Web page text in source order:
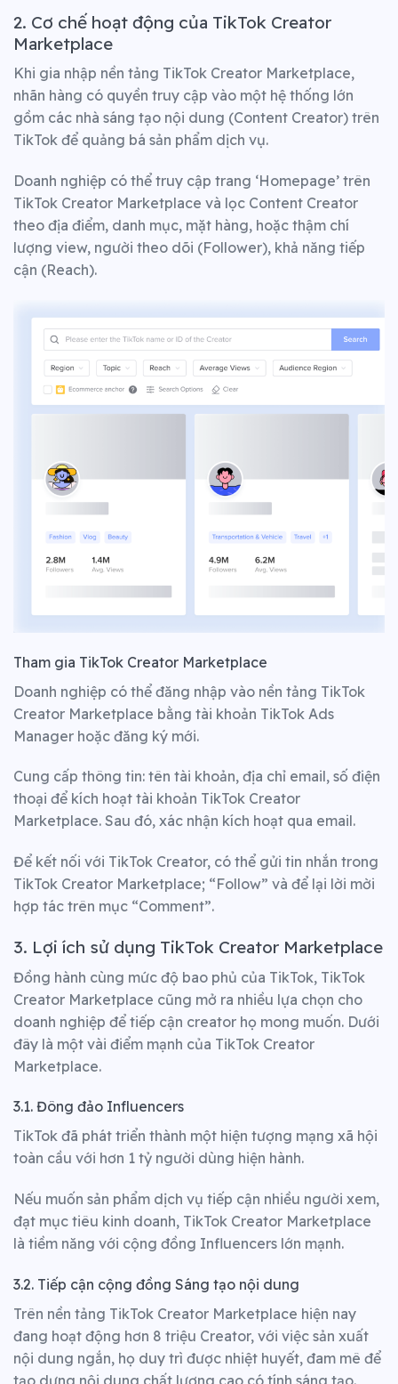
2. Cơ chế hoạt động của TikTok Creator
Marketplace
Khi gia nhập nền tảng TikTok Creator Marketplace,
nhãn hàng có quyền truy cập vào một hệ thống lớn
gồm các nhà sáng tạo nội dung (Content Creator) trên
TikTok để quảng bá sản phẩm dịch vụ.
Doanh nghiệp có thể truy cập trang ‘Homepage’ trên
TikTok Creator Marketplace và lọc Content Creator
theo địa điểm, danh mục, mặt hàng, hoặc thậm chí
lượng view, người theo dõi (Follower), khả năng tiếp
cận (Reach).
Tham gia TikTok Creator Marketplace
Doanh nghiệp có thể đăng nhập vào nền tảng TikTok
Creator Marketplace bằng tài khoản TikTok Ads
Manager hoặc đăng ký mới.
Cung cấp thông tin: tên tài khoản, địa chỉ email, số điện
thoại để kích hoạt tài khoản TikTok Creator
Marketplace. Sau đó, xác nhận kích hoạt qua email.
Để kết nối với TikTok Creator, có thể gửi tin nhắn trong
TikTok Creator Marketplace; “Follow” và để lại lời mời
hợp tác trên mục “Comment”.
3. Lợi ích sử dụng TikTok Creator Marketplace
Đồng hành cùng mức độ bao phủ của TikTok, TikTok
Creator Marketplace cũng mở ra nhiều lựa chọn cho
doanh nghiệp để tiếp cận creator họ mong muốn. Dưới
đây là một vài điểm mạnh của TikTok Creator
Marketplace.
3.1. Đông đảo Influencers
TikTok đã phát triển thành một hiện tượng mạng xã hội
toàn cầu với hơn 1 tỷ người dùng hiện hành.
Nếu muốn sản phẩm dịch vụ tiếp cận nhiều người xem,
đạt mục tiêu kinh doanh, TikTok Creator Marketplace
là tiềm năng với cộng đồng Influencers lớn mạnh.
3.2. Tiếp cận cộng đồng Sáng tạo nội dung
Trên nền tảng TikTok Creator Marketplace hiện nay
đang hoạt động hơn 8 triệu Creator, với việc sản xuất
nội dung ngắn, họ duy trì được nhiệt huyết, đam mê để
tạo dựng nội dung chất lượng cao có tính sáng tạo.